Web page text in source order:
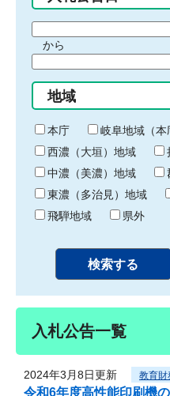
間
始
り
から
間
終
わ
り
地域
本庁
岐阜地域（本
西濃（大垣）地域
中濃（美濃）地域
東濃（多治見）地域
飛騨地域
県外
入札公告一覧
2024年3月8日更新 教育財
令和6年度高性能印刷機